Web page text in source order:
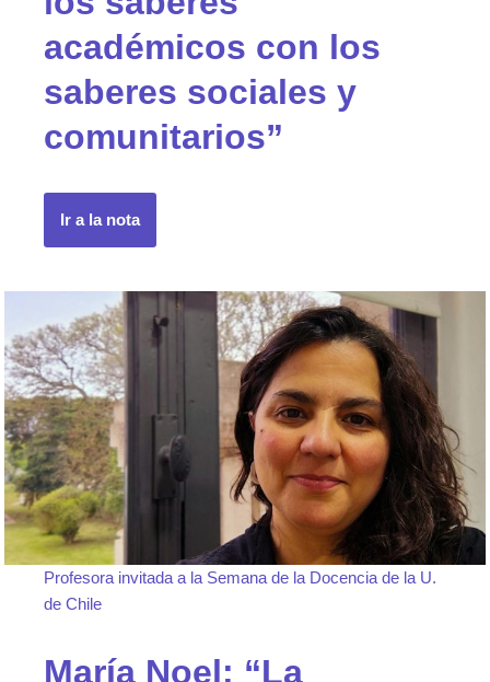
académicos con los
saberes sociales y
comunitarios”
Ir a la nota
Profesora invitada a la Semana de la Docencia de la U.
de Chile
María Noel: “La